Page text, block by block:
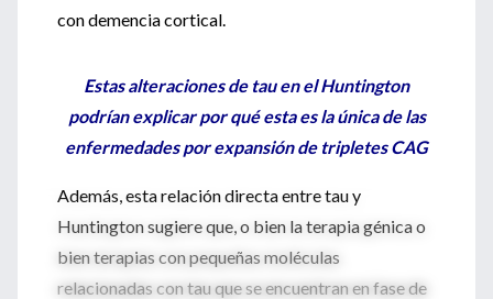
con demencia cortical.
Estas alteraciones de tau en el Huntington
podrían explicar por qué esta es la única de las
enfermedades por expansión de tripletes CAG
Además, esta relación directa entre tau y
Huntington sugiere que, o bien la terapia génica o
bien terapias con pequeñas moléculas
relacionadas con tau que se encuentran en fase de